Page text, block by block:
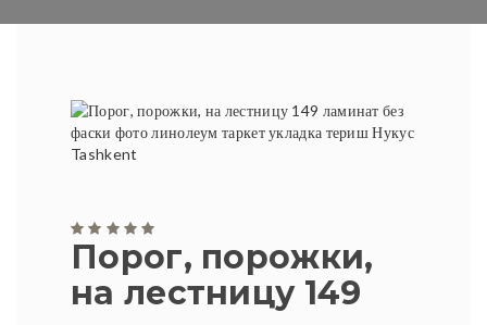
Порог, порожки,
на лестницу 149